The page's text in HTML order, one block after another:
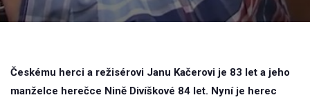
Českému herci a režisérovi Janu Kačerovi je 83 let a jeho
manželce herečce Nině Divíškové 84 let. Nyní je herec